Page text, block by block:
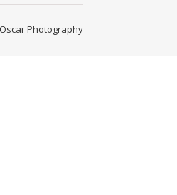
Photography